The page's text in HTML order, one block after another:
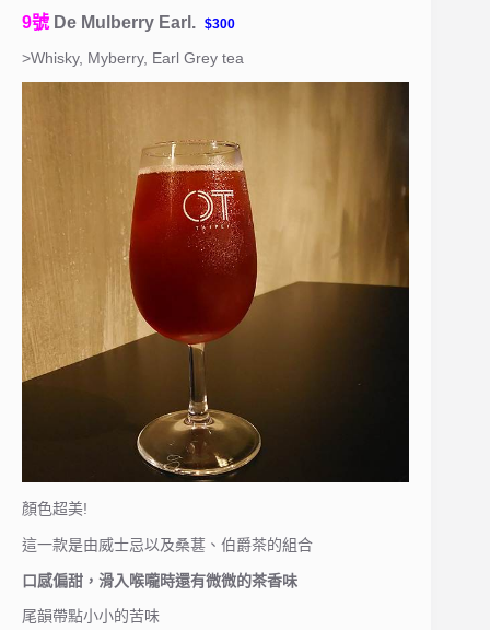
9號 De Mulberry Earl. $300
>Whisky, Myberry, Earl Grey tea
顏色超美!
這一款是由威士忌以及桑葚、伯爵茶的組合
口感偏甜，滑入喉嚨時還有微微的茶香味
尾韻帶點小小的苦味